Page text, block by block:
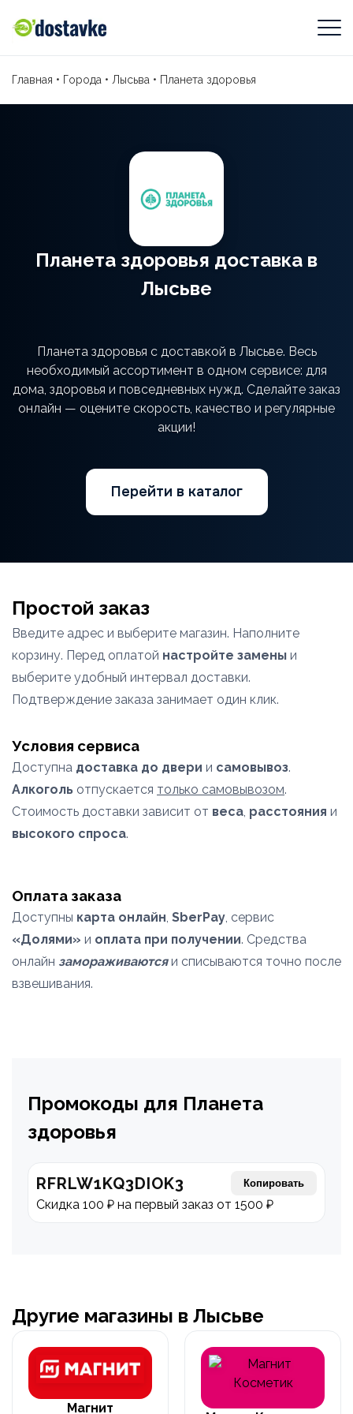
Главная • Города • Лысьва • Планета здоровья
Планета здоровья доставка в
Лысьве
Планета здоровья с доставкой в Лысьве. Весь
необходимый ассортимент в одном сервисе: для
дома, здоровья и повседневных нужд. Сделайте заказ
онлайн — оцените скорость, качество и регулярные
акции!
Перейти в каталог
Простой заказ
Введите адрес и выберите магазин. Наполните
корзину. Перед оплатой настройте замены и
выберите удобный интервал доставки.
Подтверждение заказа занимает один клик.
Условия сервиса
Доступна доставка до двери и самовывоз.
Алкоголь отпускается только самовывозом.
Стоимость доставки зависит от веса, расстояния и
высокого спроса.
Оплата заказа
Доступны карта онлайн, SberPay, сервис
«Долями» и оплата при получении. Средства
онлайн замораживаютсяи списываются точно после
взвешивания.
Промокоды для Планета
здоровья
RFRLW1KQ3DIOK3 Копировать
Скидка 100 ₽ на первый заказ от 1500 ₽
Другие магазины в Лысьве
Магнит